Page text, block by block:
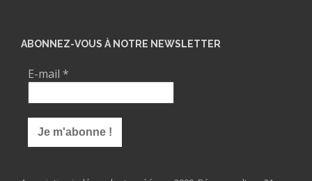
ABONNEZ-VOUS À NOTRE NEWSLETTER
E-mail *